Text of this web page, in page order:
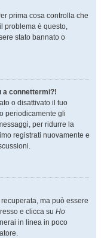
prima cosa controlla che
problema è questo,
stato bannato o
a connettermi?!
o disattivato il tuo
periodicamente gli
per ridurre la
registrati nuovamente e
ma può essere
e clicca su Ho
in linea in poco